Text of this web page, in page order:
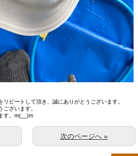
リピートして頂き、誠にありがとうございます。
ございます。
す。m(__)m
次のページへ »